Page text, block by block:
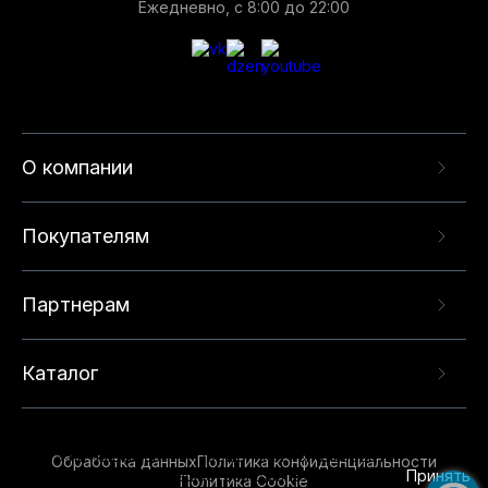
О компании
Покупателям
Партнерам
Каталог
Ежедневно, с 8:00 до 22:00
Обработка данныхПолитика конфиденциальности
Политика Cookie
опыта на нашем сайте. Продолжая использовать
данный сайт, вы соглашаетесь с использованием
Принять